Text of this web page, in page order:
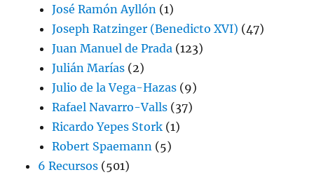
José Ramón Ayllón (1)
Joseph Ratzinger (Benedicto XVI) (47)
Juan Manuel de Prada (123)
Julián Marías (2)
Julio de la Vega-Hazas (9)
Rafael Navarro-Valls (37)
Ricardo Yepes Stork (1)
Robert Spaemann (5)
6 Recursos (501)